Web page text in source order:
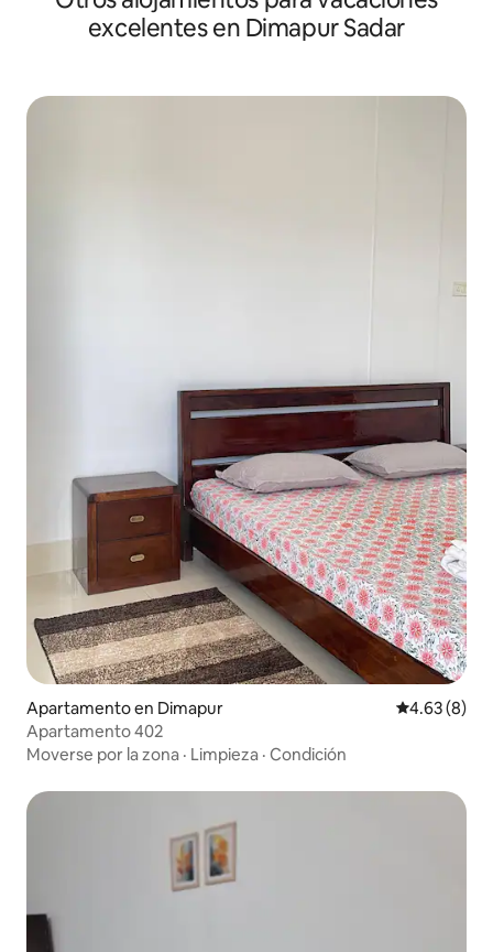
excelentes en Dimapur Sadar
Apartamento en Dimapur Calificación
4.63 (8)
Apartamento 402
Moverse por la zona · Limpieza · Condición